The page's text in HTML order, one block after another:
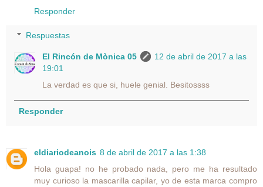
Responder
Respuestas
El Rincón de Mònica 05
12 de abril de 2017 a las
19:01
La verdad es que si, huele genial. Besitossss
Responder
eldiariodeanois 8 de abril de 2017 a las 1:38
Hola guapa! no he probado nada, pero me ha resultado
muy curioso la mascarilla capilar, yo de esta marca compro